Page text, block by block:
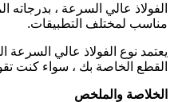
الفولاذ عالي السرعة ، بدرجاته
مناسب لمختلف التطبيقات.
يعتمد نوع الفولاذ عالي
القطع الخاصة بك ، سواء كنت
الخلاصة والملخص